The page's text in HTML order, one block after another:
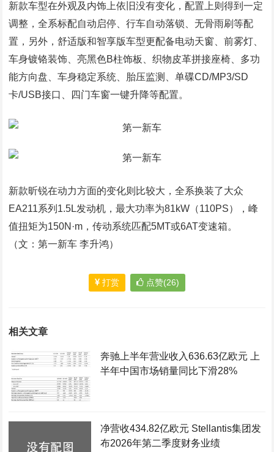
新款车型在外观及内饰上依旧没有变化，配置上则得到一定
调整，全系标配自动启停、行车自动落锁、无骨雨刷等配
置，另外，舒适版和智享版车型更配备电动天窗、前雾灯、
车身镀铬装饰、亮黑色B柱饰板、织物皮革拼接座椅、多功
能方向盘、车身稳定系统、胎压监测、单碟CD/MP3/SD
卡/USB接口、四门车窗一键升降等配置。
新款昕锐在动力方面的变化则比较大，全系换装了大众
EA211系列1.5L发动机，最大功率为81kW（110PS），峰
值扭矩为150N·m，传动系统匹配5MT或6AT变速箱。
（文：第一新车 李升鸿）
打赏 点赞(26)
相关文章
奔驰上半年营业收入636.63亿欧元 上
半年中国市场销量同比下滑28%
净营收434.82亿欧元 Stellantis集团发
布2026年第二季度财务业绩